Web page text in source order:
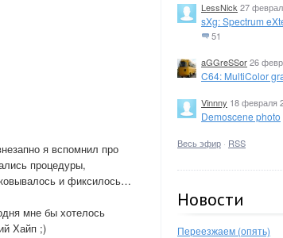
LessNick 27
sXg: Spectrum
51
aGGreSSor26
C64: MultiColor
Vinnny 18 февраля
Demoscene photo
Весь эфир · RSS
Новости
Переезжаем (опять)
я вспомнил про
процедуры,
и фиксилось…
мне бы хотелось
Хайп ;)